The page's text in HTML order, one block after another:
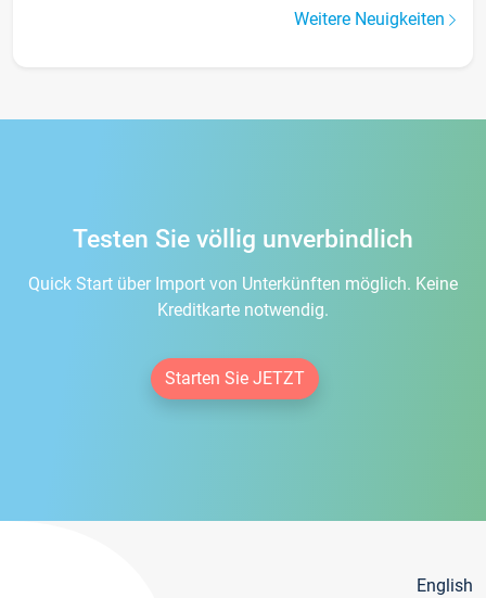
Weitere Neuigkeiten
Testen Sie völlig unverbindlich
Quick Start über Import von Unterkünften möglich. Keine
Kreditkarte notwendig.
Starten Sie JETZT
English